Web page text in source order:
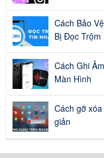
Cách Bảo
Bị Đọc Trộm
Cách Ghi
Màn Hình
Cách gỡ
giản